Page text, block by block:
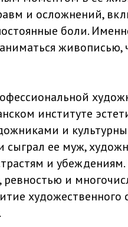
и осложнений,
боли.
институте
и
ее муж,
и
и